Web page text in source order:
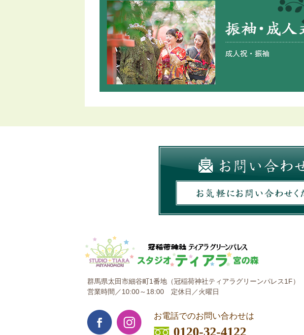
群馬県太田市細谷町1番地（冠稲荷神社ティアラグリーンパレス1F）
営業時間／10:00～18:00 定休日／火曜日
お電話でのお問い合わせは
0120-32-4122